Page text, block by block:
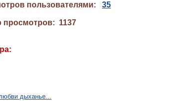
пользователями: 35
просмотров: 1137
дыханье...